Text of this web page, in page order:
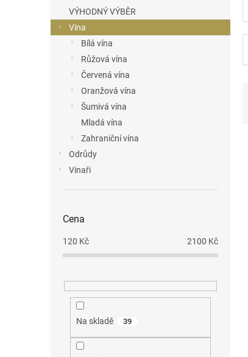
a
n
VÝHODNÝ VÝBĚR
Vína
Bílá vína
Růžová vína
Červená vína
Oranžová vína
Šumivá vína
Mladá vína
Zahraniční vína
Odrůdy
Vinaři
Cena
120 Kč 2100 Kč
Na skladě 39